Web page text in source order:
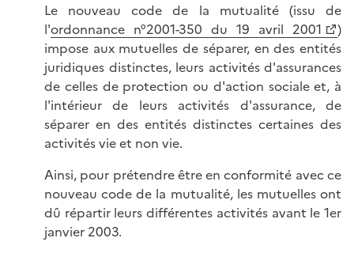
Le nouveau code de la mutualité (issu de
l'ordonnance n°2001-350 du 19 avril 2001
)
impose aux mutuelles de séparer, en des entités
juridiques distinctes, leurs activités d'assurances
de celles de protection ou d'action sociale et, à
l'intérieur de leurs activités d'assurance, de
séparer en des entités distinctes certaines des
activités vie et non vie.
Ainsi, pour prétendre être en conformité avec ce
nouveau code de la mutualité, les mutuelles ont
dû répartir leurs différentes activités avant le 1er
janvier 2003.